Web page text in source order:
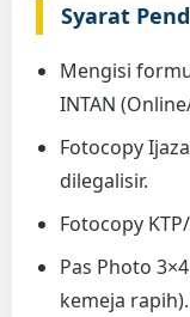
Syarat
Mengisi
INTAN
Fotocopy
dilegalisir.
Fotocopy
Pas Photo
kemeja rapih).